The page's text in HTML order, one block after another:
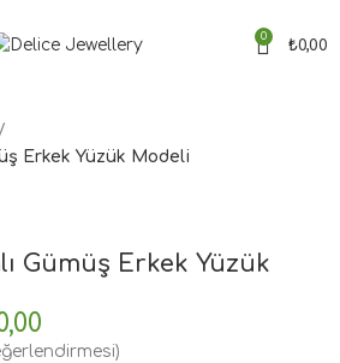
0
₺0,00
Erkek Yüzük Modeli
Gümüş Erkek Yüzük